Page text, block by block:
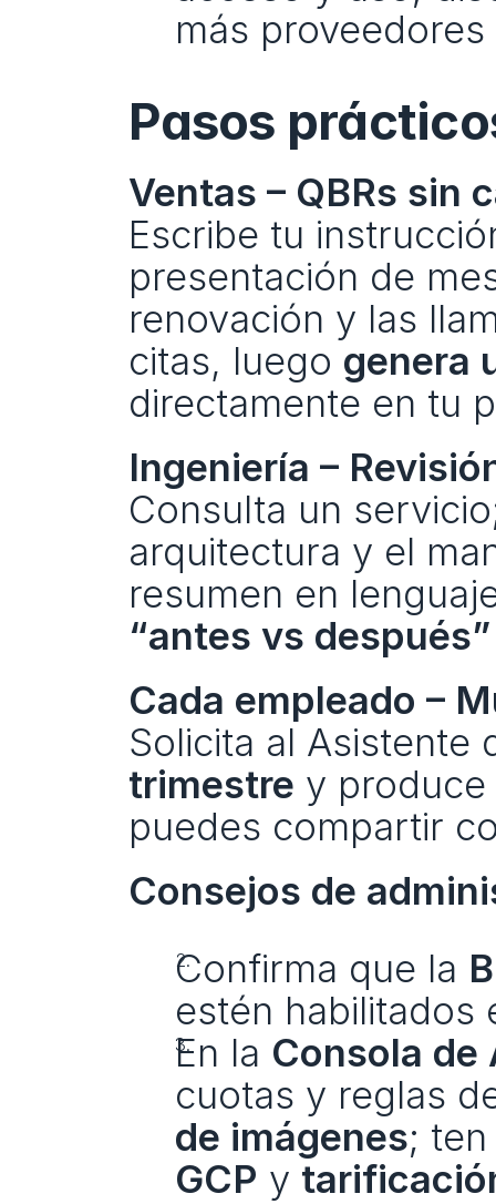
más
Pasos
Ventas – QBRs sin
Escribe tu
presentación de
renovación y las
citas, luego genera
directamente en tu
Ingeniería –
Consulta un
arquitectura y el
resumen en
“antes vs después”
Cada empleado –
Solicita al Asistente
trimestre y produce
puedes compartir
Consejos de
Confirma que la
estén habilitados
En la Consola
cuotas y reglas
de imágenes
GCP y